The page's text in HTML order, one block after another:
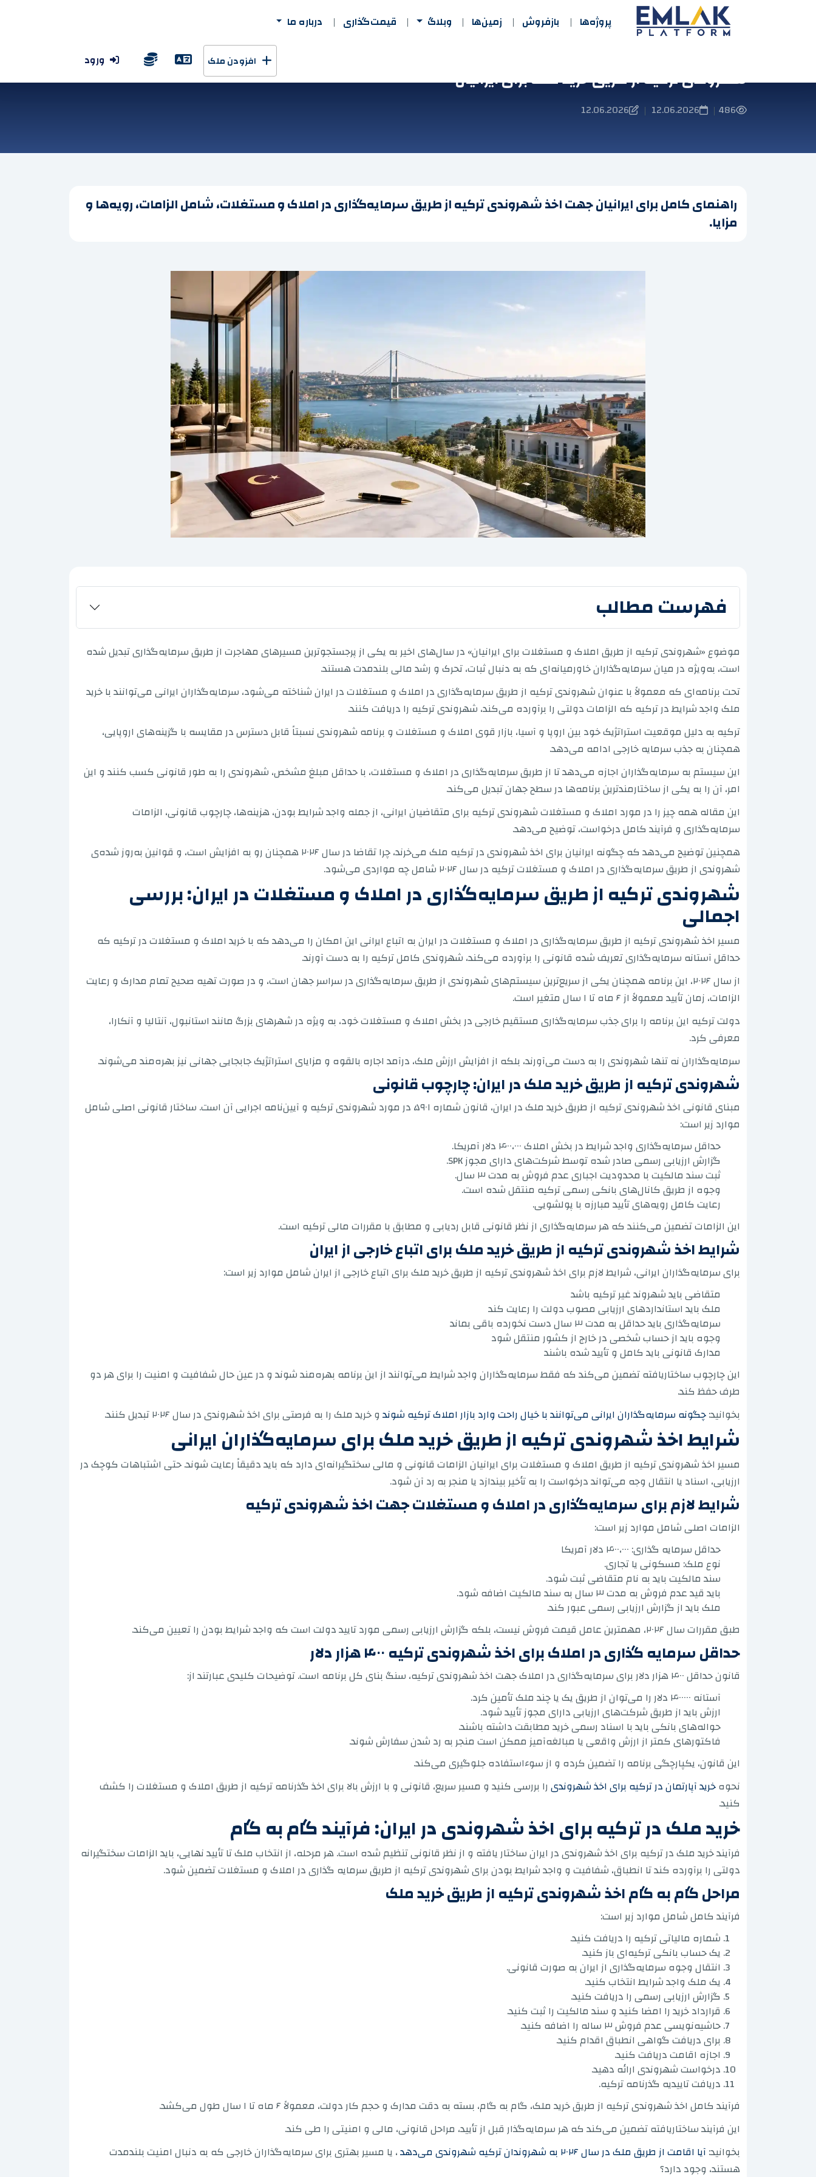
پروژه‌ها بازفروش زمین‌ها وبلاگ قیمت‌گذاری درباره ما
افزودن ملک ورود
شهروندی ترکیه از طریق خرید ملک برای ایرانیان
486
|
12.06.2026
|
12.06.2026
راهنمای کامل برای ایرانیان جهت اخذ شهروندی ترکیه از طریق سرمایه‌گذاری در املاک و مستغلات، شامل الزامات، رویه‌ها و
مزایا.
فهرست مطالب
موضوع «شهروندی ترکیه از طریق املاک و مستغلات برای ایرانیان» در سال‌های اخیر به یکی از پرجستجوترین مسیرهای مهاجرت از طریق سرمایه‌گذاری تبدیل شده
است، به‌ویژه در میان سرمایه‌گذاران خاورمیانه‌ای که به دنبال ثبات، تحرک و رشد مالی بلندمدت هستند.
تحت برنامه‌ای که معمولاً با عنوان شهروندی ترکیه از طریق سرمایه‌گذاری در املاک و مستغلات در ایران شناخته می‌شود، سرمایه‌گذاران ایرانی می‌توانند با خرید
ملک واجد شرایط در ترکیه که الزامات دولتی را برآورده می‌کند، شهروندی ترکیه را دریافت کنند.
ترکیه به دلیل موقعیت استراتژیک خود بین اروپا و آسیا، بازار قوی املاک و مستغلات و برنامه شهروندی نسبتاً قابل دسترس در مقایسه با گزینه‌های اروپایی،
همچنان به جذب سرمایه خارجی ادامه می‌دهد.
این سیستم به سرمایه‌گذاران اجازه می‌دهد تا از طریق سرمایه‌گذاری در املاک و مستغلات، با حداقل مبلغ مشخص، شهروندی را به طور قانونی کسب کنند و این
امر، آن را به یکی از ساختارمندترین برنامه‌ها در سطح جهان تبدیل می‌کند.
این مقاله همه چیز را در مورد املاک و مستغلات شهروندی ترکیه برای متقاضیان ایرانی، از جمله واجد شرایط بودن، هزینه‌ها، چارچوب قانونی، الزامات
سرمایه‌گذاری و فرآیند کامل درخواست، توضیح می‌دهد.
همچنین توضیح می‌دهد که چگونه ایرانیان برای اخذ شهروندی در ترکیه ملک می‌خرند، چرا تقاضا در سال ۲۰۲۶ همچنان رو به افزایش است، و قوانین به‌روز شده‌ی
شهروندی از طریق سرمایه‌گذاری در املاک و مستغلات ترکیه در سال ۲۰۲۶ شامل چه مواردی می‌شود.
شهروندی ترکیه از طریق سرمایه‌گذاری در املاک و مستغلات در ایران: بررسی
اجمالی
مسیر اخذ شهروندی ترکیه از طریق سرمایه‌گذاری در املاک و مستغلات در ایران به اتباع ایرانی این امکان را می‌دهد که با خرید املاک و مستغلات در ترکیه که
حداقل آستانه سرمایه‌گذاری تعریف شده قانونی را برآورده می‌کند، شهروندی کامل ترکیه را به دست آورند.
از سال ۲۰۲۶، این برنامه همچنان یکی از سریع‌ترین سیستم‌های شهروندی از طریق سرمایه‌گذاری در سراسر جهان است، و در صورت تهیه صحیح تمام مدارک و رعایت
الزامات، زمان تأیید معمولاً از ۶ ماه تا ۱ سال متغیر است.
دولت ترکیه این برنامه را برای جذب سرمایه‌گذاری مستقیم خارجی در بخش املاک و مستغلات خود، به ویژه در شهرهای بزرگ مانند استانبول، آنتالیا و آنکارا،
معرفی کرد.
سرمایه‌گذاران نه تنها شهروندی را به دست می‌آورند، بلکه از افزایش ارزش ملک، درآمد اجاره بالقوه و مزایای استراتژیک جابجایی جهانی نیز بهره‌مند می‌شوند.
شهروندی ترکیه از طریق خرید ملک در ایران: چارچوب قانونی
مبنای قانونی اخذ شهروندی ترکیه از طریق خرید ملک در ایران، قانون شماره ۵۹۰۱ در مورد شهروندی ترکیه و آیین‌نامه اجرایی آن است. ساختار قانونی اصلی شامل
موارد زیر است:
حداقل سرمایه‌گذاری واجد شرایط در بخش املاک ۴۰۰،۰۰۰ دلار آمریکا.
گزارش ارزیابی رسمی صادر شده توسط شرکت‌های دارای مجوز SPK.
ثبت سند مالکیت با محدودیت اجباری عدم فروش به مدت ۳ سال.
وجوه از طریق کانال‌های بانکی رسمی ترکیه منتقل شده است.
رعایت کامل رویه‌های تأیید مبارزه با پولشویی.
این الزامات تضمین می‌کنند که هر سرمایه‌گذاری از نظر قانونی قابل ردیابی و مطابق با مقررات مالی ترکیه است.
شرایط اخذ شهروندی ترکیه از طریق خرید ملک برای اتباع خارجی از ایران
برای سرمایه‌گذاران ایرانی، شرایط لازم برای اخذ شهروندی ترکیه از طریق خرید ملک برای اتباع خارجی از ایران شامل موارد زیر است:
متقاضی باید شهروند غیر ترکیه باشد
ملک باید استانداردهای ارزیابی مصوب دولت را رعایت کند
سرمایه‌گذاری باید حداقل به مدت ۳ سال دست نخورده باقی بماند
وجوه باید از حساب شخصی در خارج از کشور منتقل شود
مدارک قانونی باید کامل و تأیید شده باشند
این چارچوب ساختاریافته تضمین می‌کند که فقط سرمایه‌گذاران واجد شرایط می‌توانند از این برنامه بهره‌مند شوند و در عین حال شفافیت و امنیت را برای هر دو
طرف حفظ کند.
بخوانید:چگونه سرمایه‌گذاران ایرانی می‌توانند با خیال راحت وارد بازار املاک ترکیه شوند و خرید ملک را به فرصتی برای اخذ شهروندی در سال ۲۰۲۶ تبدیل کنند.
شرایط اخذ شهروندی ترکیه از طریق خرید ملک برای سرمایه‌گذاران ایرانی
مسیر اخذ شهروندی ترکیه از طریق املاک و مستغلات برای ایرانیان الزامات قانونی و مالی سختگیرانه‌ای دارد که باید دقیقاً رعایت شوند. حتی اشتباهات کوچک در
ارزیابی، اسناد یا انتقال وجه می‌تواند درخواست را به تأخیر بیندازد یا منجر به رد آن شود.
شرایط لازم برای سرمایه‌گذاری در املاک و مستغلات جهت اخذ شهروندی ترکیه
الزامات اصلی شامل موارد زیر است:
حداقل سرمایه گذاری: ۴۰۰،۰۰۰ دلار آمریکا
نوع ملک: مسکونی یا تجاری.
سند مالکیت باید به نام متقاضی ثبت شود.
باید قید عدم فروش به مدت ۳ سال به سند مالکیت اضافه شود.
ملک باید از گزارش ارزیابی رسمی عبور کند.
طبق مقررات سال ۲۰۲۶، مهمترین عامل قیمت فروش نیست، بلکه گزارش ارزیابی رسمی مورد تایید دولت است که واجد شرایط بودن را تعیین می‌کند.
حداقل سرمایه گذاری در املاک برای اخذ شهروندی ترکیه ۴۰۰ هزار دلار
قانون حداقل ۴۰۰ هزار دلار برای سرمایه‌گذاری در املاک جهت اخذ شهروندی ترکیه، سنگ بنای کل برنامه است. توضیحات کلیدی عبارتند از:
آستانه ۴۰۰۰۰۰ دلار را می‌توان از طریق یک یا چند ملک تأمین کرد.
ارزش باید از طریق شرکت‌های ارزیابی دارای مجوز تأیید شود.
حواله‌های بانکی باید با اسناد رسمی خرید مطابقت داشته باشند.
فاکتورهای کمتر از ارزش واقعی یا مبالغه‌آمیز ممکن است منجر به رد شدن سفارش شوند.
این قانون، یکپارچگی برنامه را تضمین کرده و از سوءاستفاده جلوگیری می‌کند.
نحوهخرید آپارتمان در ترکیه برای اخذ شهروندی را بررسی کنید و مسیر سریع، قانونی و با ارزش بالا برای اخذ گذرنامه ترکیه از طریق املاک و مستغلات را کشف
کنید.
خرید ملک در ترکیه برای اخذ شهروندی در ایران: فرآیند گام به گام
فرآیند خرید ملک در ترکیه برای اخذ شهروندی در ایران ساختار یافته و از نظر قانونی تنظیم شده است. هر مرحله، از انتخاب ملک تا تأیید نهایی، باید الزامات سختگیرانه
دولتی را برآورده کند تا انطباق، شفافیت و واجد شرایط بودن برای شهروندی ترکیه از طریق سرمایه گذاری در املاک و مستغلات تضمین شود.
مراحل گام به گام اخذ شهروندی ترکیه از طریق خرید ملک
فرآیند کامل شامل موارد زیر است:
شماره مالیاتی ترکیه را دریافت کنید.
یک حساب بانکی ترکیه‌ای باز کنید.
انتقال وجوه سرمایه‌گذاری از ایران به صورت قانونی.
یک ملک واجد شرایط انتخاب کنید.
گزارش ارزیابی رسمی را دریافت کنید.
قرارداد خرید را امضا کنید و سند مالکیت را ثبت کنید.
حاشیه‌نویسی عدم فروش ۳ ساله را اضافه کنید.
برای دریافت گواهی انطباق اقدام کنید.
اجازه اقامت دریافت کنید.
درخواست شهروندی ارائه دهید.
دریافت تاییدیه گذرنامه ترکیه.
فرآیند کامل اخذ شهروندی ترکیه از طریق خرید ملک، گام به گام، بسته به دقت مدارک و حجم کار دولت، معمولاً ۶ ماه تا ۱ سال طول می‌کشد.
این فرآیند ساختاریافته تضمین می‌کند که هر سرمایه‌گذار قبل از تأیید، مراحل قانونی، مالی و امنیتی را طی کند.
بخوانید: آیا اقامت از طریق ملک در سال ۲۰۲۶ به شهروندان ترکیه شهروندی می‌دهد
، یا مسیر بهتری برای سرمایه‌گذاران خارجی که به دنبال امنیت بلندمدت
هستند، وجود دارد؟